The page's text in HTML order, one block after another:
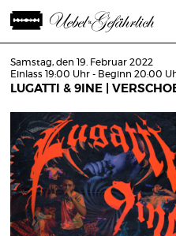
Samstag, den 19. Februar 2022
Einlass 19:00 Uhr - Beginn 20:00
LUGATTI & 9INE |